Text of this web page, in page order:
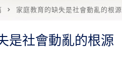
家庭教育的缺失是社會動亂的根源
是社會動亂的根源